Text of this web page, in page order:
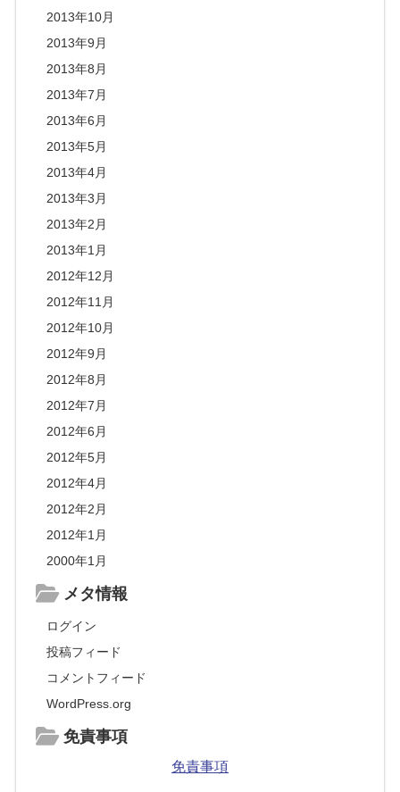
2013年10月
2013年9月
2013年8月
2013年7月
2013年6月
2013年5月
2013年4月
2013年3月
2013年2月
2013年1月
2012年12月
2012年11月
2012年10月
2012年9月
2012年8月
2012年7月
2012年6月
2012年5月
2012年4月
2012年2月
2012年1月
2000年1月
メタ情報
ログイン
投稿フィード
コメントフィード
WordPress.org
免責事項
免責事項